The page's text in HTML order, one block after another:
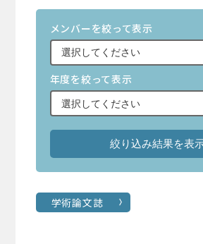
メンバーを絞って表示
年度を絞って表示
学術論文誌